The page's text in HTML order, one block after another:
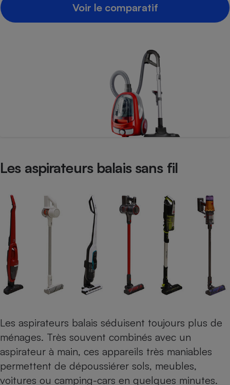
Voir le comparatif
Les aspirateurs balais sans fil
Les aspirateurs balais séduisent toujours plus de
ménages. Très souvent combinés avec un
aspirateur à main, ces appareils très maniables
permettent de dépoussiérer sols, meubles,
voitures ou camping-cars en quelques minutes.